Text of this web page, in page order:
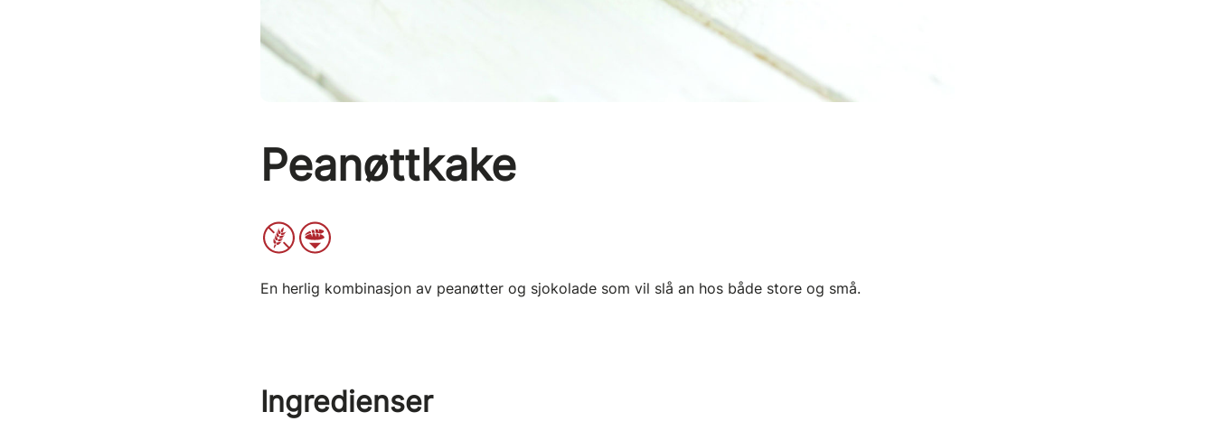
Peanøttkake
En herlig kombinasjon av peanøtter og sjokolade som vil slå an hos både store og små.
Ingredienser